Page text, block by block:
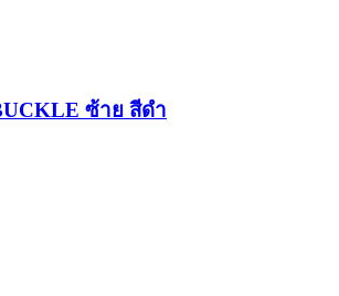
ซ้าย สีดำ